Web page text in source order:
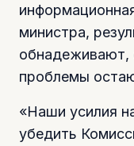
министра,
обнадеживают,
проблемы
«Наши усилия
убедить